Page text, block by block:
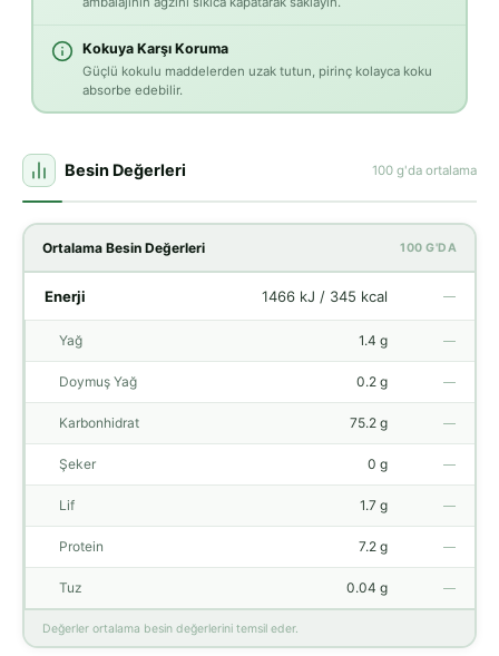
Kokuya Karşı Koruma
Güçlü kokulu maddelerden uzak tutun, pirinç kolayca koku
absorbe edebilir.
Besin Değerleri 100 g'da ortalama
Ortalama Besin Değerleri 100 G'DA
Enerji 1466 kJ / 345 kcal —
Yağ 1.4 g —
Doymuş Yağ 0.2 g —
Karbonhidrat 75.2 g —
Şeker 0 g —
Lif 1.7 g —
Protein 7.2 g —
Tuz 0.04 g —
Değerler ortalama besin değerlerini temsil eder.